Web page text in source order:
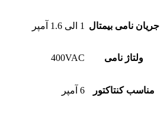
جریان نامی بیمتال 1 الی 1.6 آمپر
ولتاژ نامی 400VAC
مناسب کنتاکتور 6 آمپر